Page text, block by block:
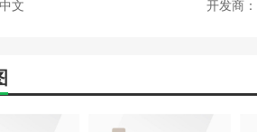
文 开发商